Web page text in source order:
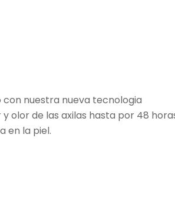
con nuestra nueva tecnologia
olor de las axilas hasta por 48
en la piel.